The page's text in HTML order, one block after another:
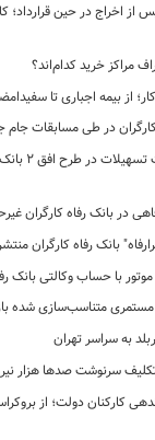
اخراج در حین قرارداد؛
مراکز خرید کدام‌اند؟
در طی مسابقات جام
مهلت
در بانک رفاه کارگران
بانک رفاه کارگران
با حساب وکالتی بانک
مستمری متناسب‌سازی شده
به سراسر تهران
سرنوشت صدها هزار
کارکنان دولت؛ از